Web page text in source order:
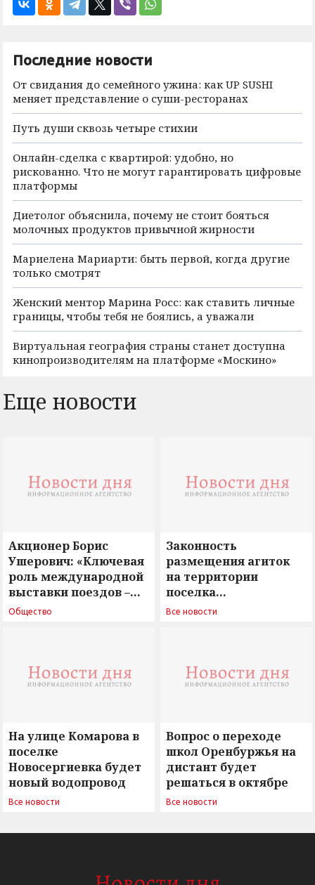
Последние новости
От свидания до семейного ужина: как UP SUSHI
меняет представление о суши-ресторанах
Путь души сквозь четыре стихии
Онлайн-сделка с квартирой: удобно, но
рискованно. Что не могут гарантировать цифровые
платформы
Диетолог объяснила, почему не стоит бояться
молочных продуктов привычной жирности
Мариелена Мариарти: быть первой, когда другие
только смотрят
Женский ментор Марина Росс: как ставить личные
границы, чтобы тебя не боялись, а уважали
Виртуальная география страны станет доступна
кинопроизводителям на платформе «Москино»
Еще новости
Акционер Борис
Ушерович: «Ключевая
роль международной
выставки поездов –
поиск ответов на
Общество
Законность
размещения агиток
на территории
поселка
Новосергиевка
Все новости
На улице Комарова в
поселке
Новосергиевка будет
новый водопровод
Все новости
Вопрос о переходе
школ Оренбуржья на
дистант будет
решаться в октябре
Все новости